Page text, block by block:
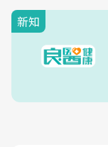
新知